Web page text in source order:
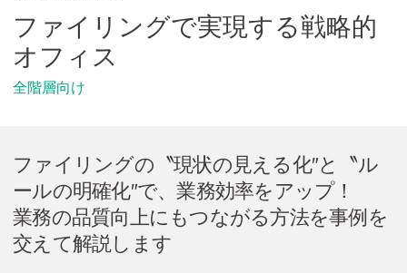
Cicom Brainsについて
採用情報・講師募集
お問い合わせ
ファイリングで実現する戦略的
オフィス
全階層向け
ファイリングの〝現状の見える化″と〝ル
ールの明確化″で、業務効率をアップ！
業務の品質向上にもつながる方法を事例を
交えて解説します